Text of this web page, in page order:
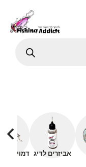
אביזרים לדיג דמויים